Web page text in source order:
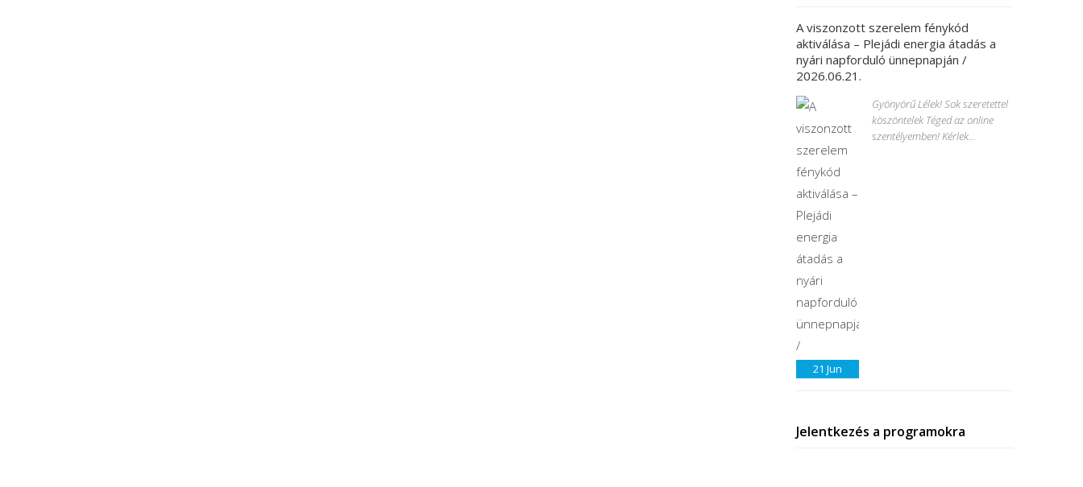
A viszonzott szerelem fénykód
aktiválása – Plejádi energia átadás a
nyári napforduló ünnepnapján /
2026.06.21.
21 Jun
Gyönyörű Lélek! Sok szeretettel
köszöntelek Téged az online
szentélyemben! Kérlek...
Jelentkezés a programokra